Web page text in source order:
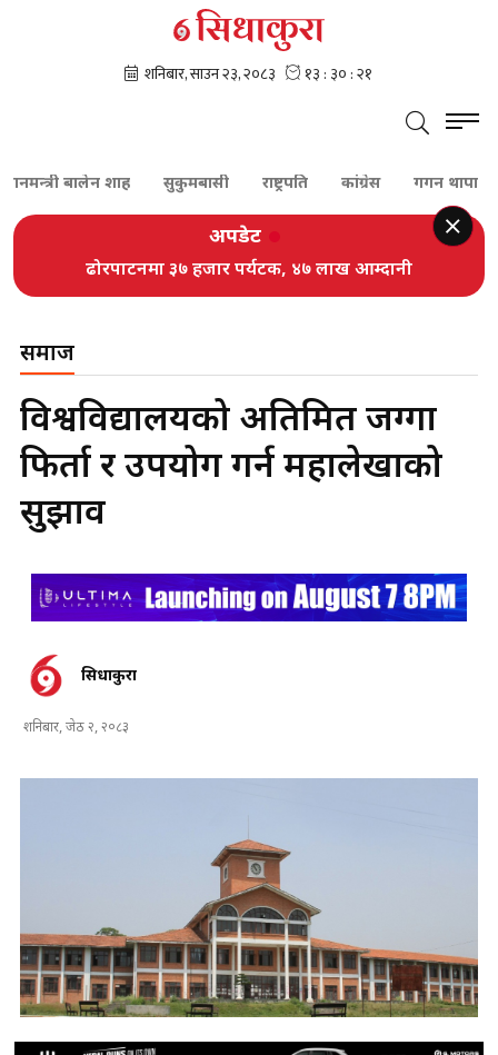
बालेन शाह सुकुमबासी राष्ट्रपति कांग्रेस गगन थापा
अपडेट
ढोरपाटनमा ३७ हजार पर्यटक, ४७ लाख आम्दानी
समाज
विश्वविद्यालयको अतिक्रमित जग्गा
फिर्ता र उपयोग गर्न महालेखाको
सुझाव
सिधाकुरा
शनिबार, जेठ २, २०८३